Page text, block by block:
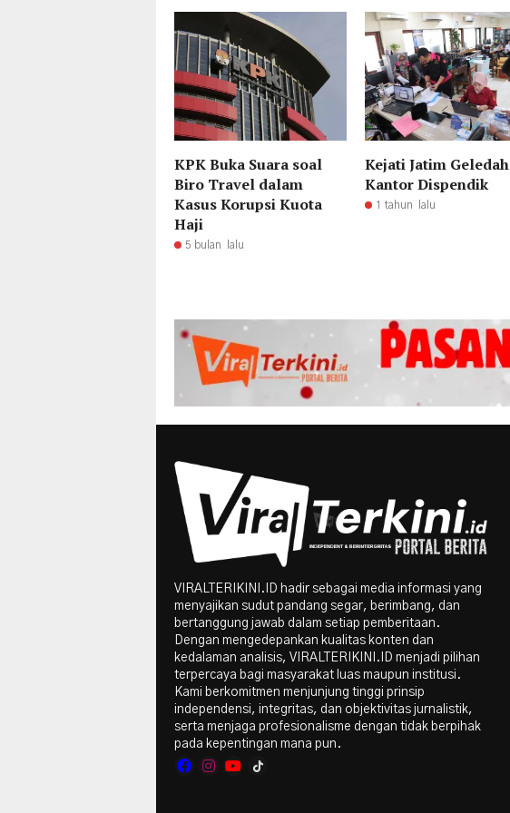
KPK Buka Suara soal
Biro Travel dalam
Kasus Korupsi Kuota
Haji
5 bulan lalu
Kejati Jatim Geledah
Kantor Dispendik
1 tahun lalu
VIRALTERIKINI.ID hadir sebagai media informasi yang
menyajikan sudut pandang segar, berimbang, dan
bertanggung jawab dalam setiap pemberitaan.
Dengan mengedepankan kualitas konten dan
kedalaman analisis, VIRALTERIKINI.ID menjadi pilihan
terpercaya bagi masyarakat luas maupun institusi.
Kami berkomitmen menjunjung tinggi prinsip
independensi, integritas, dan objektivitas jurnalistik,
serta menjaga profesionalisme dengan tidak berpihak
pada kepentingan mana pun.